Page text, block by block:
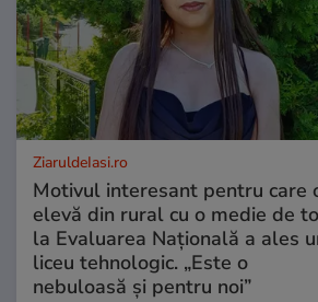
ZiaruldeIasi.ro
Motivul interesant pentru care
elevă din rural cu o medie de
la Evaluarea Națională a ales
liceu tehnologic. „Este o
nebuloasă și pentru noi”